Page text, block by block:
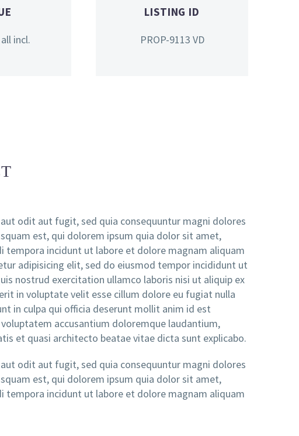
incl.
LISTING ID
PROP-9113 VD
odit aut fugit, sed quia consequuntur magni dolores
est, qui dolorem ipsum quia dolor sit amet,
tempora incidunt ut labore et dolore magnam aliquam
adipisicing elit, sed do eiusmod tempor incididunt ut
nostrud exercitation ullamco laboris nisi ut aliquip ex
in voluptate velit esse cillum dolore eu fugiat nulla
in culpa qui officia deserunt mollit anim id est
accusantium doloremque laudantium,
et quasi architecto beatae vitae dicta sunt explicabo.
odit aut fugit, sed quia consequuntur magni dolores
est, qui dolorem ipsum quia dolor sit amet,
tempora incidunt ut labore et dolore magnam aliquam